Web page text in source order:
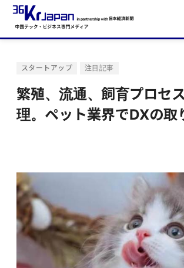
スタートアップ 注目記事
繁殖、流通、飼育プロセ
理。ペット業界でDXの取